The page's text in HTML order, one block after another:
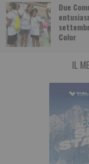
Due
Color
Challenge Stellina tra
L’appuntamento per la
domenica 23 agosto tra Susa
IL